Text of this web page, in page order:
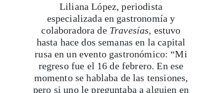
Liliana López, periodista
especializada en gastronomía y
colaboradora de Travesías, estuvo
hasta hace dos semanas en la capital
rusa en un evento gastronómico: “Mi
regreso fue el 16 de febrero. En ese
momento se hablaba de las tensiones,
pero si uno le preguntaba a alguien en